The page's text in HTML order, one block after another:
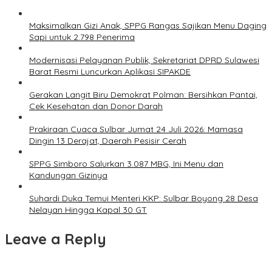
Maksimalkan Gizi Anak, SPPG Rangas Sajikan Menu Daging
Sapi untuk 2.798 Penerima
Modernisasi Pelayanan Publik, Sekretariat DPRD Sulawesi
Barat Resmi Luncurkan Aplikasi SIPAKDE
Gerakan Langit Biru Demokrat Polman: Bersihkan Pantai,
Cek Kesehatan dan Donor Darah
Prakiraan Cuaca Sulbar Jumat 24 Juli 2026: Mamasa
Dingin 13 Derajat, Daerah Pesisir Cerah
SPPG Simboro Salurkan 3.087 MBG, Ini Menu dan
Kandungan Gizinya
Suhardi Duka Temui Menteri KKP: Sulbar Boyong 28 Desa
Nelayan Hingga Kapal 30 GT
Leave a Reply